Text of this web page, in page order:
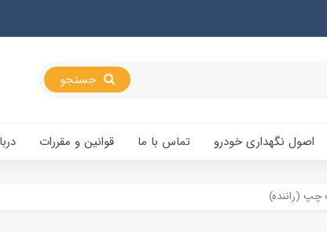
اصول نگهداری خودرو تماس با ما قوانین و مقررات
(راننده)